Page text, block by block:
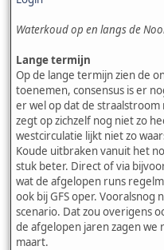
Waterkoud op en langs de
Lange termijn
Op de lange termijn zien de
toenemen, consensus is er
er wel op dat de
zegt op zichzelf nog niet zo
westcirculatie lijkt niet zo
Koude uitbraken vanuit het
stuk beter. Direct of via
wat de afgelopen runs
ook bij GFS oper. Vooralsnog
scenario. Dat zou overigens
de afgelopen jaren zagen
maart.